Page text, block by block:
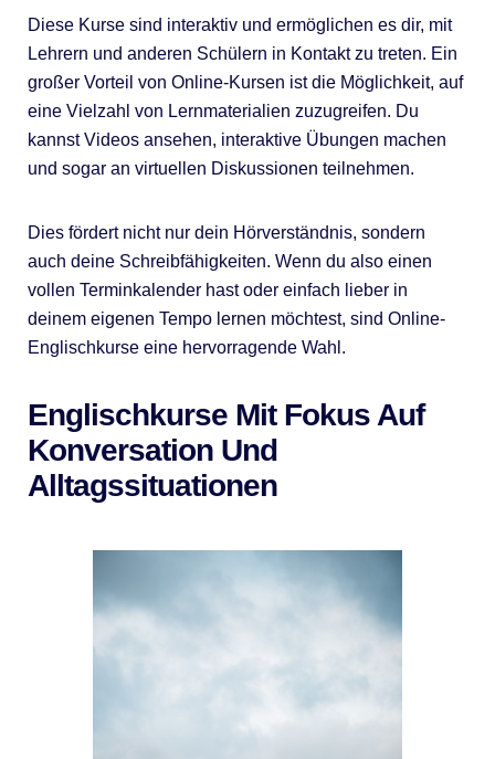
Diese Kurse sind interaktiv und ermöglichen es dir, mit
Lehrern und anderen Schülern in Kontakt zu treten. Ein
großer Vorteil von Online-Kursen ist die Möglichkeit, auf
eine Vielzahl von Lernmaterialien zuzugreifen. Du
kannst Videos ansehen, interaktive Übungen machen
und sogar an virtuellen Diskussionen teilnehmen.
Dies fördert nicht nur dein Hörverständnis, sondern
auch deine Schreibfähigkeiten. Wenn du also einen
vollen Terminkalender hast oder einfach lieber in
deinem eigenen Tempo lernen möchtest, sind Online-
Englischkurse eine hervorragende Wahl.
Englischkurse Mit Fokus Auf
Konversation Und
Alltagssituationen